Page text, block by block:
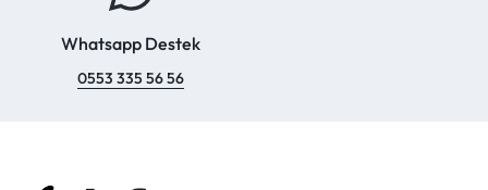
Whatsapp Destek
0553 335 56 56